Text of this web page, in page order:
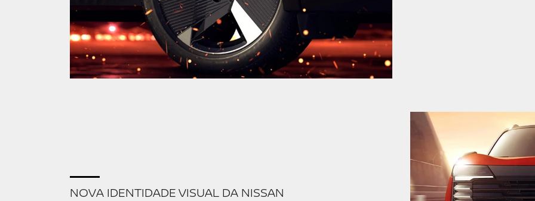
NOVA IDENTIDADE VISUAL DA NISSAN